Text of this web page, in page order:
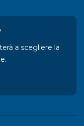
a scegliere la